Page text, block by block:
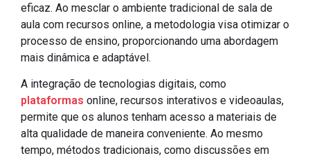
eficaz. Ao mesclar o ambiente tradicional de sala de
aula com recursos online, a metodologia visa otimizar o
processo de ensino, proporcionando uma abordagem
mais dinâmica e adaptável.
A integração de tecnologias digitais, como
plataformas online, recursos interativos e videoaulas,
permite que os alunos tenham acesso a materiais de
alta qualidade de maneira conveniente. Ao mesmo
tempo, métodos tradicionais, como discussões em